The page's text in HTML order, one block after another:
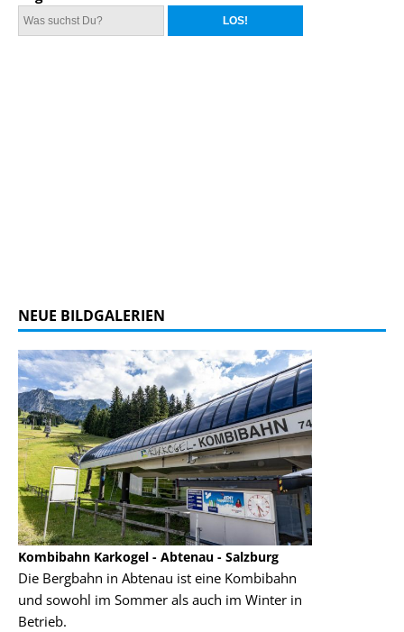
NEUE BILDGALERIEN
Kombibahn Karkogel - Abtenau - Salzburg
Die Bergbahn in Abtenau ist eine Kombibahn
und sowohl im Sommer als auch im Winter in
Betrieb.